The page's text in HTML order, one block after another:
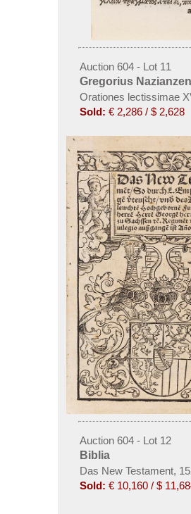
Auction 604 - Lot 11
Gregorius
Orationes lectissimae
Sold: € 2,286 / $ 2,628
Auction 604 - Lot 12
Biblia
Das New Testament,
Sold: € 10,160 / $